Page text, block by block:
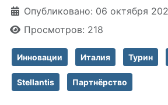
Информация о материале
Опубликовано: 06 октября
Просмотров: 218
Инновации Италия Турин
Stellantis Партнёрство